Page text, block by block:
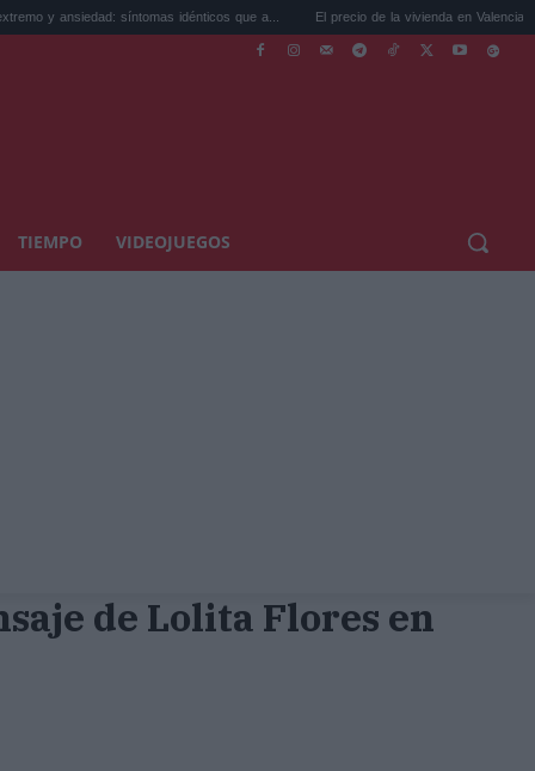
síntomas idénticos que a... El precio de la vivienda en Valencia sube a
TIEMPO VIDEOJUEGOS
de Lolita Flores en